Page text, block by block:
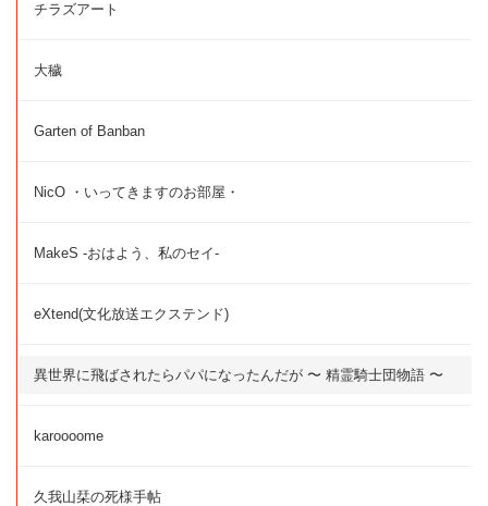
チラズアート
大穢
Garten of Banban
NicO ・いってきますのお部屋・
MakeS -おはよう、私のセイ-
eXtend(文化放送エクステンド)
異世界に飛ばされたらパパになったんだが 〜 精霊騎士団物語 〜
karoooome
久我山栞の死様手帖